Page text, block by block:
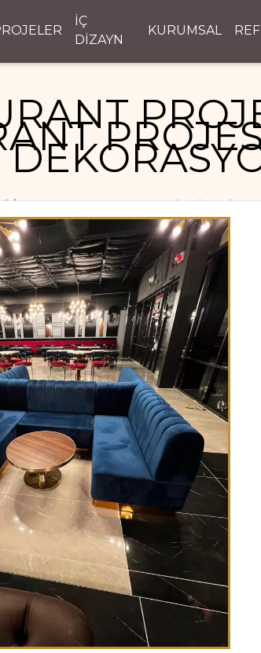
İÇ
DİZAYN
KURUMSAL
RESTAURANT PROJELERİ- MİMARİ